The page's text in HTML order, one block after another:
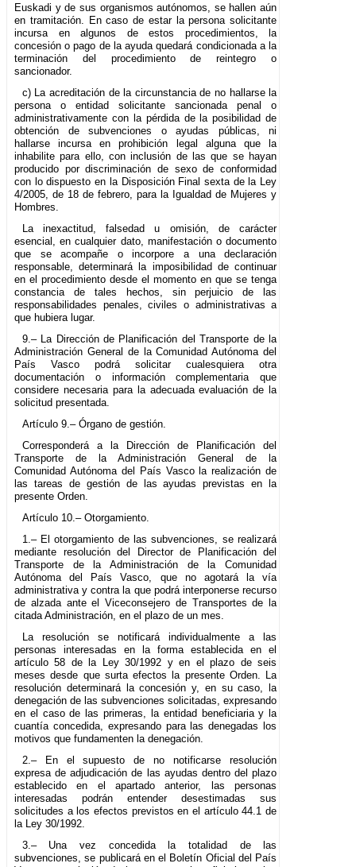
Euskadi y de sus organismos autónomos, se hallen aún
en tramitación. En caso de estar la persona solicitante
incursa en algunos de estos procedimientos, la
concesión o pago de la ayuda quedará condicionada a la
terminación del procedimiento de reintegro o
sancionador.
c) La acreditación de la circunstancia de no hallarse la
persona o entidad solicitante sancionada penal o
administrativamente con la pérdida de la posibilidad de
obtención de subvenciones o ayudas públicas, ni
hallarse incursa en prohibición legal alguna que la
inhabilite para ello, con inclusión de las que se hayan
producido por discriminación de sexo de conformidad
con lo dispuesto en la Disposición Final sexta de la Ley
4/2005, de 18 de febrero, para la Igualdad de Mujeres y
Hombres.
La inexactitud, falsedad u omisión, de carácter
esencial, en cualquier dato, manifestación o documento
que se acompañe o incorpore a una declaración
responsable, determinará la imposibilidad de continuar
en el procedimiento desde el momento en que se tenga
constancia de tales hechos, sin perjuicio de las
responsabilidades penales, civiles o administrativas a
que hubiera lugar.
9.– La Dirección de Planificación del Transporte de la
Administración General de la Comunidad Autónoma del
País Vasco podrá solicitar cualesquiera otra
documentación o información complementaria que
considere necesaria para la adecuada evaluación de la
solicitud presentada.
Artículo 9.– Órgano de gestión.
Corresponderá a la Dirección de Planificación del
Transporte de la Administración General de la
Comunidad Autónoma del País Vasco la realización de
las tareas de gestión de las ayudas previstas en la
presente Orden.
Artículo 10.– Otorgamiento.
1.– El otorgamiento de las subvenciones, se realizará
mediante resolución del Director de Planificación del
Transporte de la Administración de la Comunidad
Autónoma del País Vasco, que no agotará la vía
administrativa y contra la que podrá interponerse recurso
de alzada ante el Viceconsejero de Transportes de la
citada Administración, en el plazo de un mes.
La resolución se notificará individualmente a las
personas interesadas en la forma establecida en el
artículo 58 de la Ley 30/1992 y en el plazo de seis
meses desde que surta efectos la presente Orden. La
resolución determinará la concesión y, en su caso, la
denegación de las subvenciones solicitadas, expresando
en el caso de las primeras, la entidad beneficiaria y la
cuantía concedida, expresando para las denegadas los
motivos que fundamenten la denegación.
2.– En el supuesto de no notificarse resolución
expresa de adjudicación de las ayudas dentro del plazo
establecido en el apartado anterior, las personas
interesadas podrán entender desestimadas sus
solicitudes a los efectos previstos en el artículo 44.1 de
la Ley 30/1992.
3.– Una vez concedida la totalidad de las
subvenciones, se publicará en el Boletín Oficial del País